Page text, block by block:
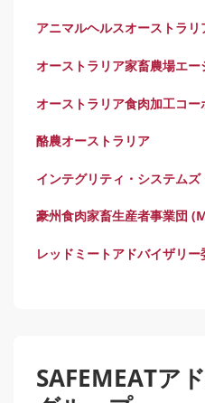
アニマルヘルスオーストラ
オーストラリア家畜農場エ
オーストラリア食肉加工コ
酪農オーストラリア
インテグリティ・システム
豪州食肉家畜生産者事業団
レッドミートアドバイザリ
SAFEMEATア